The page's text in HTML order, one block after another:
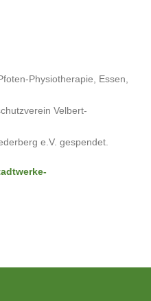
Physiotherapie, Essen,
Velbert-
e.V. gespendet.